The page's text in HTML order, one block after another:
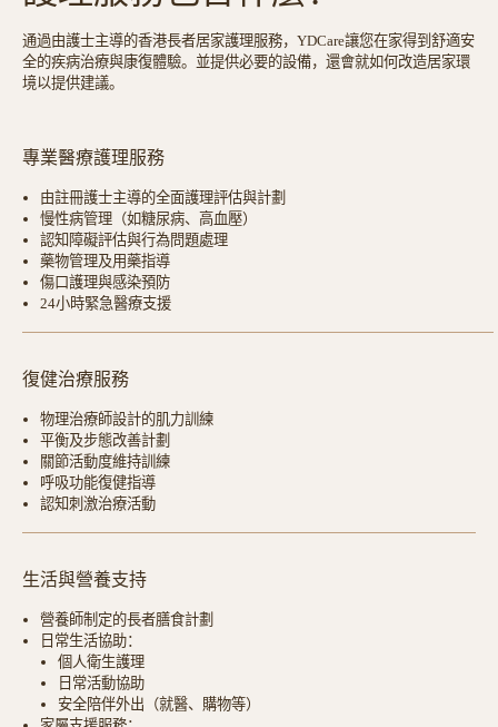
通過由護士主導的香港長者居家護理服務，YDCare讓您在家得到舒適安
全的疾病治療與康復體驗。並提供必要的設備，還會就如何改造居家環
境以提供建議。
專業醫療護理服務
由註冊護士主導的全面護理評估與計劃
慢性病管理（如糖尿病、高血壓）
認知障礙評估與行為問題處理
藥物管理及用藥指導
傷口護理與感染預防
24小時緊急醫療支援
復健治療服務
物理治療師設計的肌力訓練
平衡及步態改善計劃
關節活動度維持訓練
呼吸功能復健指導
認知刺激治療活動
生活與營養支持
營養師制定的長者膳食計劃
日常生活協助：
個人衛生護理
日常活動協助
安全陪伴外出（就醫、購物等）